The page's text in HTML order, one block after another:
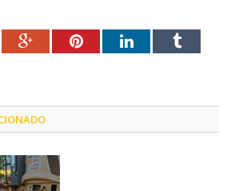
Google+PinterestLinkedInTumblr